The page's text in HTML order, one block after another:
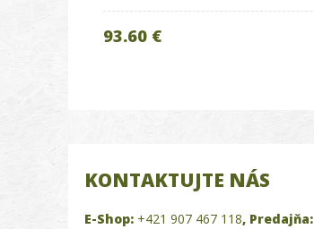
93.60 €
KONTAKTUJTE NÁS
E-Shop: +421 907 467 118, Predajňa: